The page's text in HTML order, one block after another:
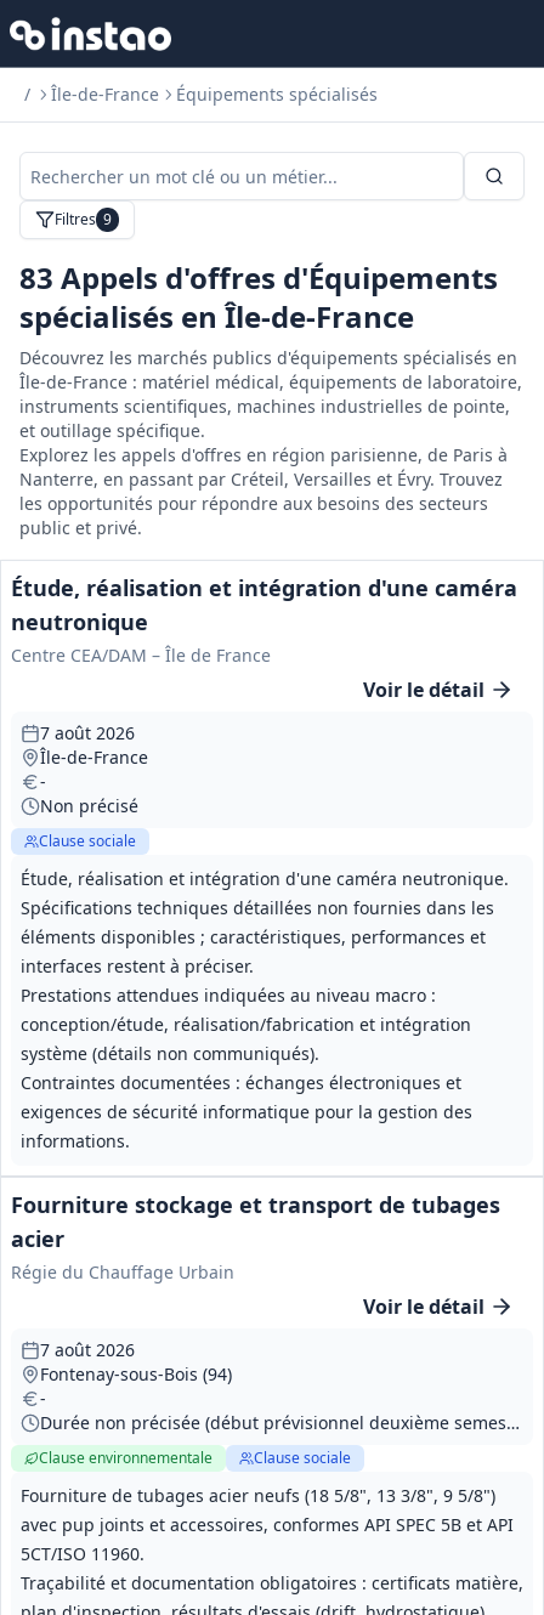
/ Île-de-France Équipements spécialisés
Filtres 9
83 Appels d'offres d'Équipements
spécialisés en Île-de-France
Découvrez les marchés publics d'équipements spécialisés en
Île-de-France : matériel médical, équipements de laboratoire,
instruments scientifiques, machines industrielles de pointe,
et outillage spécifique.
Explorez les appels d'offres en région parisienne, de Paris à
Nanterre, en passant par Créteil, Versailles et Évry. Trouvez
les opportunités pour répondre aux besoins des secteurs
public et privé.
Étude, réalisation et intégration d'une caméra
neutronique
Centre CEA/DAM – Île de France
Voir le détail
Étude, réalisation et intégration d'une caméra neutronique.
Spécifications techniques détaillées non fournies dans les
éléments disponibles ; caractéristiques, performances et
interfaces restent à préciser.
Prestations attendues indiquées au niveau macro :
conception/étude, réalisation/fabrication et intégration
système (détails non communiqués).
Contraintes documentées : échanges électroniques et
exigences de sécurité informatique pour la gestion des
informations.
7 août 2026
Île-de-France
-
Non précisé
Clause sociale
Fourniture stockage et transport de tubages
acier
Régie du Chauffage Urbain
Voir le détail
Fourniture de tubages acier neufs (18 5/8", 13 3/8", 9 5/8")
avec pup joints et accessoires, conformes API SPEC 5B et API
5CT/ISO 11960.
Traçabilité et documentation obligatoires : certificats matière,
7 août 2026
Fontenay-sous-Bois (94)
-
Durée non précisée (début prévisionnel deuxième semestre 2027), livraisons en six phases
Clause environnementale Clause sociale